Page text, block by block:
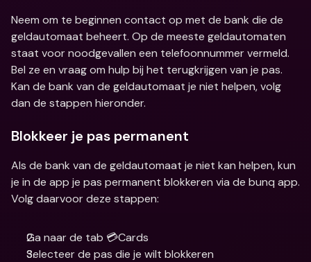
Neem om te beginnen contact op met de bank die de
geldautomaat beheert. Op de meeste geldautomaten
staat voor noodgevallen een telefoonnummer vermeld.
Bel ze en vraag om hulp bij het terugkrijgen van je pas.
Kan de bank van de geldautomaat je niet helpen, volg
dan de stappen hieronder.
Blokkeer je pas permanent
Als de bank van de geldautomaat je niet kan helpen, kun
je in de app je pas permanent blokkeren via de bunq app.
Volg daarvoor deze stappen:
Ga naar de tab 💳Cards
Selecteer de pas die je wilt blokkeren